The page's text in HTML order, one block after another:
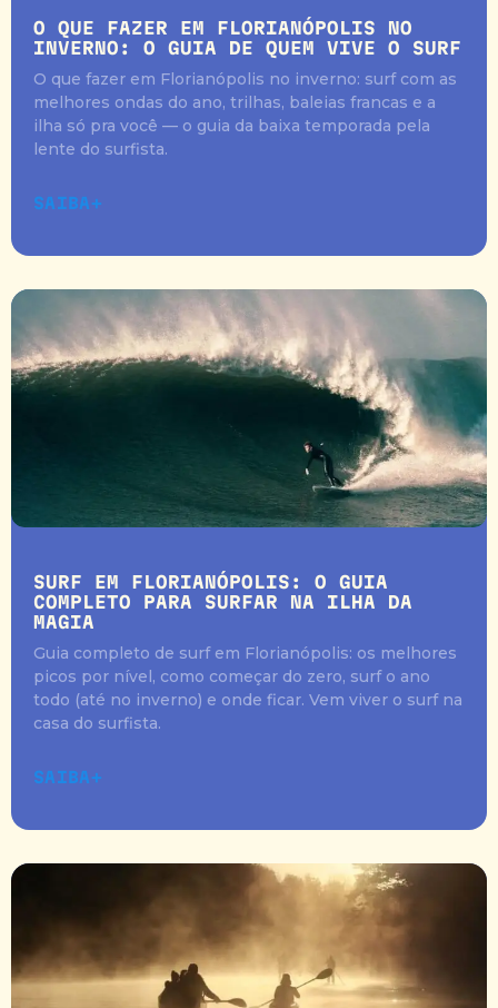
O QUE FAZER EM FLORIANÓPOLIS NO
INVERNO: O GUIA DE QUEM VIVE O SURF
O que fazer em Florianópolis no inverno: surf com as
melhores ondas do ano, trilhas, baleias francas e a
ilha só pra você — o guia da baixa temporada pela
lente do surfista.
SAIBA+
SURF EM FLORIANÓPOLIS: O GUIA
COMPLETO PARA SURFAR NA ILHA DA
MAGIA
Guia completo de surf em Florianópolis: os melhores
picos por nível, como começar do zero, surf o ano
todo (até no inverno) e onde ficar. Vem viver o surf na
casa do surfista.
SAIBA+